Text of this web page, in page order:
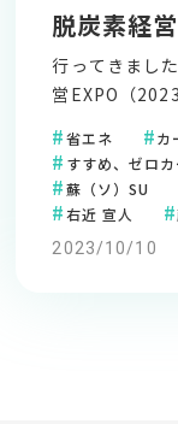
脱炭素経
行ってきまし
営EXPO（
省エネ
カ
すすめ、ゼロ
蘇（ソ）SU
右近 宣人
2023/10/10